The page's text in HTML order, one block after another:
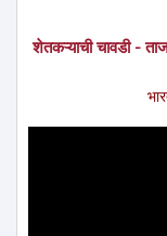
शेतकऱ्याची चावडी -